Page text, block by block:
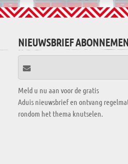
NIEUWSBRIEF
Meld u nu aan voor de gratis
Aduis nieuwsbrief en ontvang
rondom het thema knutselen.